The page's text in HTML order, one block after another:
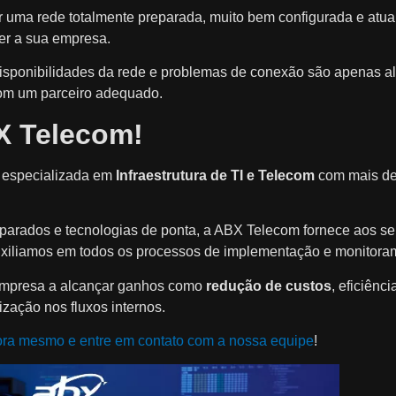
rede totalmente preparada, muito bem configurada e
a sua empresa.
da rede e problemas de conexão são apenas
um parceiro adequado.
Telecom!
em Infraestrutura de TI e Telecom com mais
e tecnologias de ponta, a ABX Telecom fornece aos
em todos os processos de implementação e
a alcançar ganhos como redução de custos,
nos fluxos internos.
mesmo e entre em contato com a nossa equipe!